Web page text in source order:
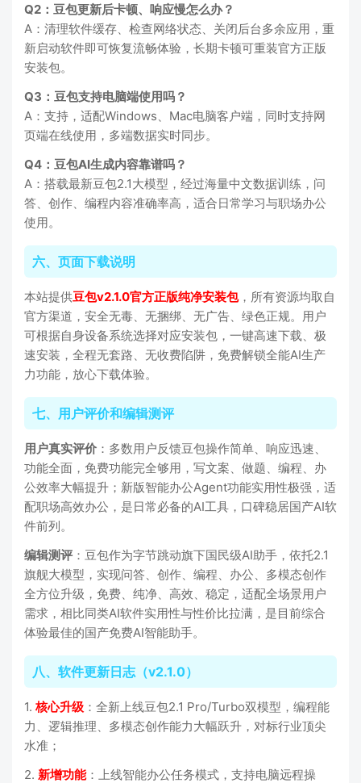
Q2：豆包更新后卡顿、响应慢怎么办？
A：清理软件缓存、检查网络状态、关闭后台多余应用，重
新启动软件即可恢复流畅体验，长期卡顿可重装官方正版
安装包。
Q3：豆包支持电脑端使用吗？
A：支持，适配Windows、Mac电脑客户端，同时支持网
页端在线使用，多端数据实时同步。
Q4：豆包AI生成内容靠谱吗？
A：搭载最新豆包2.1大模型，经过海量中文数据训练，问
答、创作、编程内容准确率高，适合日常学习与职场办公
使用。
六、页面下载说明
本站提供豆包v2.1.0官方正版纯净安装包，所有资源均取自
官方渠道，安全无毒、无捆绑、无广告、绿色正规。用户
可根据自身设备系统选择对应安装包，一键高速下载、极
速安装，全程无套路、无收费陷阱，免费解锁全能AI生产
力功能，放心下载体验。
七、用户评价和编辑测评
用户真实评价 ：多数用户反馈豆包操作简单、响应迅速、
功能全面，免费功能完全够用，写文案、做题、编程、办
公效率大幅提升；新版智能办公Agent功能实用性极强，适
配职场高效办公，是日常必备的AI工具，口碑稳居国产AI软
件前列。
编辑测评 ：豆包作为字节跳动旗下国民级AI助手，依托2.1
旗舰大模型，实现问答、创作、编程、办公、多模态创作
全方位升级，免费、纯净、高效、稳定，适配全场景用户
需求，相比同类AI软件实用性与性价比拉满，是目前综合
体验最佳的国产免费AI智能助手。
八、软件更新日志（v2.1.0）
1. 核心升级 ：全新上线豆包2.1 Pro/Turbo双模型，编程能
力、逻辑推理、多模态创作能力大幅跃升，对标行业顶尖
水准；
2. 新增功能：上线智能办公任务模式，支持电脑远程操